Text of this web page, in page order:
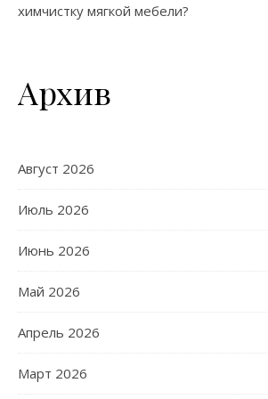
химчистку мягкой мебели?
Архив
Август 2026
Июль 2026
Июнь 2026
Май 2026
Апрель 2026
Март 2026